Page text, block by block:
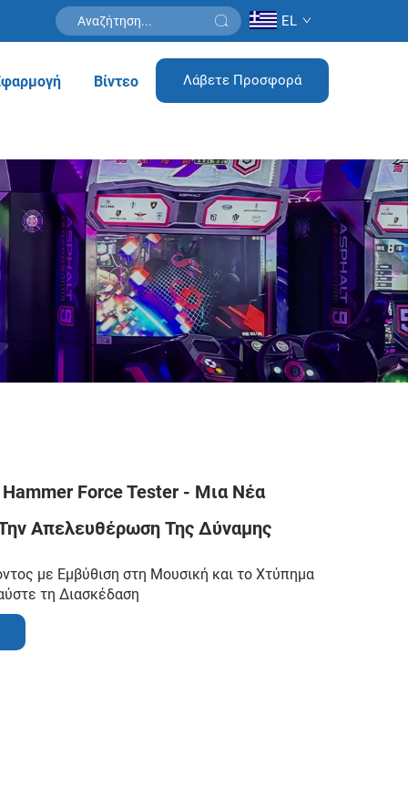
EL
Βίντεο Λάβετε Προσφορά
Force Tester - Μια Νέα
Την Απελευθέρωση Της Δύναμης
με Εμβύθιση στη Μουσική και το Χτύπημα
τη Διασκέδαση